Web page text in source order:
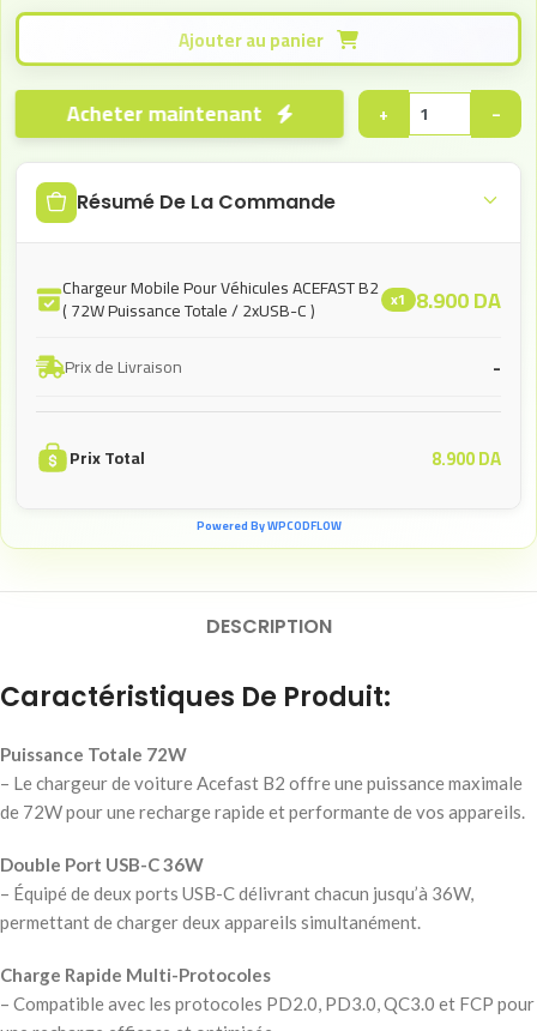
−
+
Acheter maintenant
Résumé De La Commande
Chargeur Mobile Pour Véhicules ACEFAST B2
( 72W Puissance Totale / 2xUSB-C ) x1 8.900DA
Prix de Livraison -
Prix Total 8.900DA
Powered By WPCODFLOW
DESCRIPTION
Caractéristiques De Produit:
Puissance Totale 72W
– Le chargeur de voiture Acefast B2 offre une puissance maximale
de 72W pour une recharge rapide et performante de vos appareils.
Double Port USB-C 36W
– Équipé de deux ports USB-C délivrant chacun jusqu’à 36W,
permettant de charger deux appareils simultanément.
Charge Rapide Multi-Protocoles
– Compatible avec les protocoles PD2.0, PD3.0, QC3.0 et FCP pour